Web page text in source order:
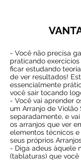
- Você não precisa
praticando
ficar estudando
de ver resultados!
essencialmente
você sair tocando
- Você vai aprender
um Arranjo de Violão
separadamente, e
os arranjos que ver
elementos técnicos
seus próprios
- Diga adeus àquele
(tablaturas) que você